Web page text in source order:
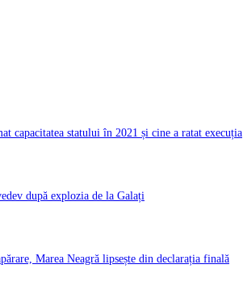
capacitatea statului în 2021 și cine a ratat execuția
după explozia de la Galați
Marea Neagră lipsește din declarația finală